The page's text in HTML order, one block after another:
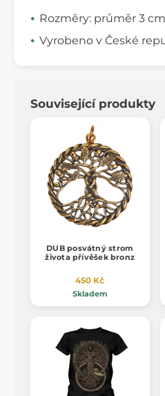
Rozměry: průměr 3 cm
Vyrobeno v České
Související produkty
DUB posvátný strom
života přívěšek bronz
450 Kč
Skladem